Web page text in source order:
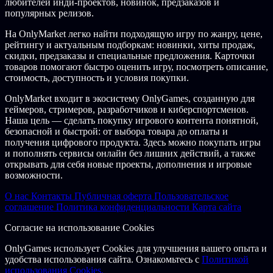
популярных релизов.
На OnlyMarket легко найти подходящую игру по жанру, цене,
рейтингу и актуальным подборкам: новинки, хиты продаж,
скидки, предзаказы и специальные предложения. Карточки
товаров помогают быстро оценить игру, посмотреть описание,
стоимость, доступность и условия покупки.
OnlyMarket входит в экосистему OnlyGames, созданную для
геймеров, стримеров, разработчиков и киберспортсменов.
Наша цель — сделать покупку игрового контента понятной,
безопасной и быстрой: от выбора товара до оплаты и
получения цифрового продукта. Здесь можно покупать игры
и пополнять сервисы онлайн без лишних действий, а также
открывать для себя новые проекты, дополнения и игровые
возможности.
О нас Контакты Публичная оферта Пользовательское
соглашение Политика конфиденциальности Карта сайта
Согласие на использование Cookies
OnlyGames использует Cookies для улучшения вашего опыта и
удобства использования сайта. Ознакомьтесь с Политикой
использования Cookies.